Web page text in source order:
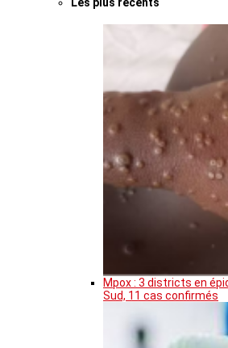
Les plus récents
Mpox : 3 districts en
Sud, 11 cas confirmés